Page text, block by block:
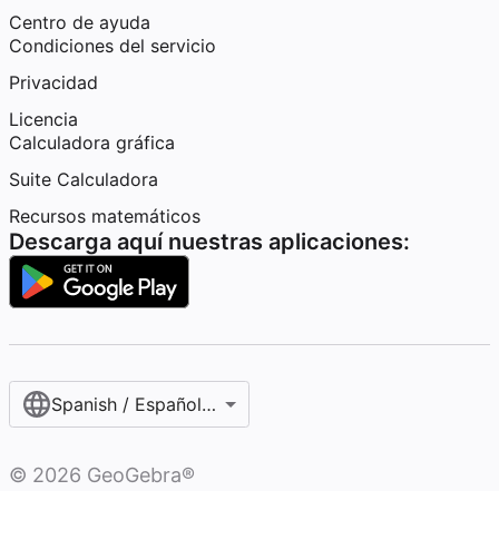
Centro de ayuda
Condiciones del servicio
Privacidad
Licencia
Calculadora gráfica
Suite Calculadora
Recursos matemáticos
Descarga aquí nuestras aplicaciones:
Spanish / Español (internacional)
© 2026 GeoGebra®